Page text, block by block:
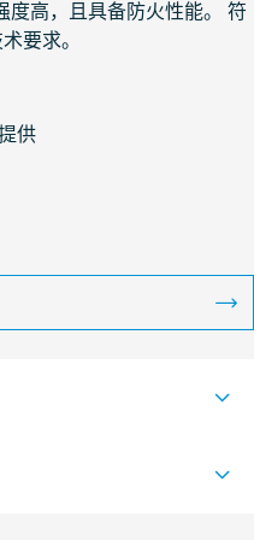
度高，且具备防火性能。 符
要求。
供
AND CLIP